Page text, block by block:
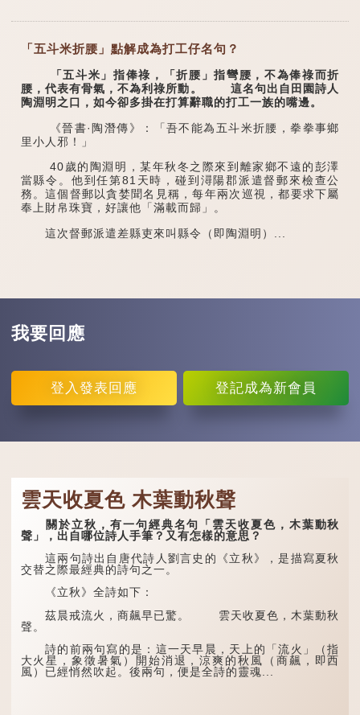
「五斗米折腰」點解成為打工仔名句？
「五斗米」指俸祿，「折腰」指彎腰，不為俸祿而折
腰，代表有骨氣，不為利祿所動。 這名句出自田園詩人
陶淵明之口，如今卻多掛在打算辭職的打工一族的嘴邊。
《晉書·陶潛傳》：「吾不能為五斗米折腰，拳拳事鄉
里小人邪！」
40歲的陶淵明，某年秋冬之際來到離家鄉不遠的彭澤
當縣令。他到任第81天時，碰到潯陽郡派遣督郵來檢查公
務。這個督郵以貪婪聞名見稱，每年兩次巡視，都要求下屬
奉上財帛珠寶，好讓他「滿載而歸」。
這次督郵派遣差縣吏來叫縣令（即陶淵明）...
我要回應
登入 發表回應 登記成為新會員
雲天收夏色 木葉動秋聲
關於立秋，有一句經典名句「雲天收夏色，木葉動秋
聲」，出自哪位詩人手筆？又有怎樣的意思？
這兩句詩出自唐代詩人劉言史的《立秋》，是描寫夏秋
交替之際最經典的詩句之一。
《立秋》全詩如下：
茲晨戒流火，商飆早已驚。 雲天收夏色，木葉動秋
聲。
詩的前兩句寫的是：這一天早晨，天上的「流火」（指
大火星，象徵暑氣）開始消退，涼爽的秋風（商飆，即西
風）已經悄然吹起。後兩句，便是全詩的靈魂...